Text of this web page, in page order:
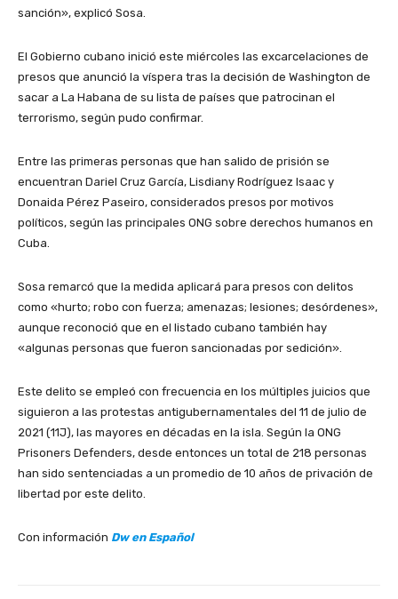
sanción», explicó Sosa.
El Gobierno cubano inició este miércoles las excarcelaciones de
presos que anunció la víspera tras la decisión de Washington de
sacar a La Habana de su lista de países que patrocinan el
terrorismo, según pudo confirmar.
Entre las primeras personas que han salido de prisión se
encuentran Dariel Cruz García, Lisdiany Rodríguez Isaac y
Donaida Pérez Paseiro, considerados presos por motivos
políticos, según las principales ONG sobre derechos humanos en
Cuba.
Sosa remarcó que la medida aplicará para presos con delitos
como «hurto; robo con fuerza; amenazas; lesiones; desórdenes»,
aunque reconoció que en el listado cubano también hay
«algunas personas que fueron sancionadas por sedición».
Este delito se empleó con frecuencia en los múltiples juicios que
siguieron a las protestas antigubernamentales del 11 de julio de
2021 (11J), las mayores en décadas en la isla. Según la ONG
Prisoners Defenders, desde entonces un total de 218 personas
han sido sentenciadas a un promedio de 10 años de privación de
libertad por este delito.
Con información Dw en Español